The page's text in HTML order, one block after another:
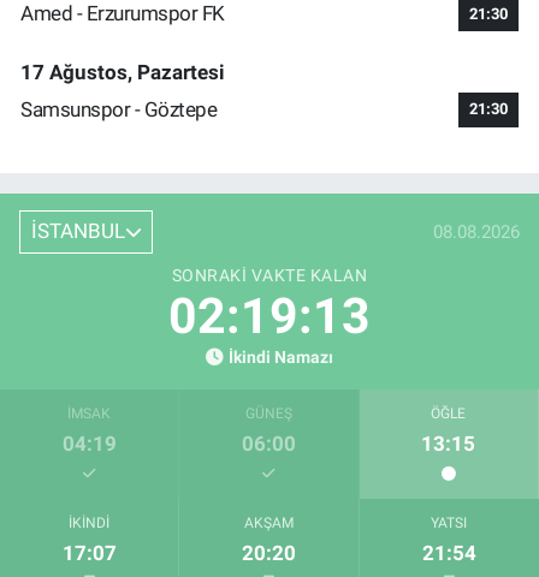
Amed - Erzurumspor FK 21:30
17 Ağustos, Pazartesi
Samsunspor - Göztepe
21:30
İSTANBUL 08.08.2026
SONRAKI VAKTE KALAN
02:19:13
İkindi Namazı
İMSAK
04:19
GÜNEŞ
06:00
ÖĞLE
13:15
İKINDI
17:07
AKŞAM
20:20
YATSI
21:54